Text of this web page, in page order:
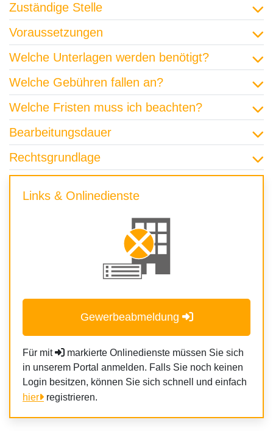
Zuständige Stelle
Voraussetzungen
Welche Unterlagen werden benötigt?
Welche Gebühren fallen an?
Welche Fristen muss ich beachten?
Bearbeitungsdauer
Rechtsgrundlage
Links & Onlinedienste
Gewerbeabmeldung
Für mit
markierte Onlinedienste müssen Sie sich
in unserem Portal anmelden. Falls Sie noch keinen
Login besitzen, können Sie sich schnell und einfach
hier
registrieren.